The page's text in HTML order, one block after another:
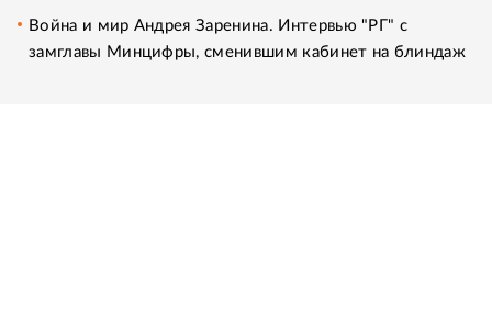
Война и мир Андрея Заренина. Интервью "РГ" с
замглавы Минцифры, сменившим кабинет на блиндаж